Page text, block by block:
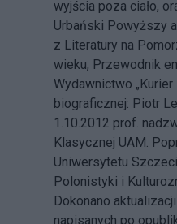
wyjścia poza ciało,
Urbański Powyższy
z Literatury na
wieku, Przewodnik
Wydawnictwo
biograficznej: Piotr
1.10.2012 prof.
Klasycznej UAM.
Uniwersytetu
Polonistyki i
Dokonano
napisanych po